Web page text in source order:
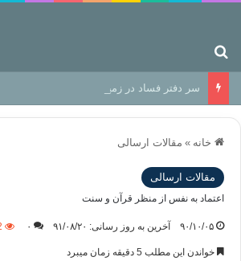
سر دفتر فساد در زمین‌، دوری وکناره‌گیری از
خانه » مقالات ارسالی
مقالات ارسالی
اعتماد به نفس از منظر قرآن و سنت
۹۰/۱۰/۰۵ آخرین به روز رسانی: ۹۱/۰۸/۲۰ ۰
خواندن این مطلب 5 دقیقه زمان میبرد